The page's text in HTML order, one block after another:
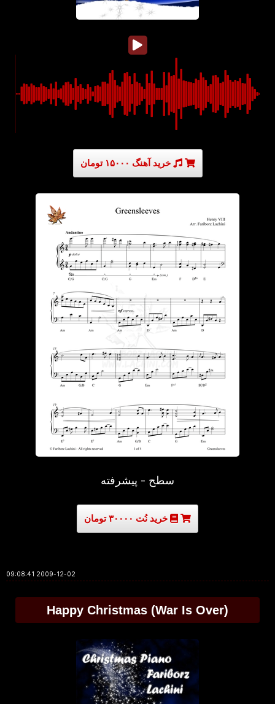
خرید آهنگ ۱۵۰۰۰ تومان
سطح - پیشرفته
خرید نُت ۳۰۰۰۰ تومان
2009-12-02 09:08:41
Happy Christmas (War Is Over)